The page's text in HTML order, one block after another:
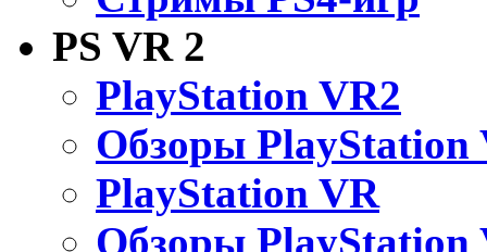
PS VR 2
PlayStation VR2
Обзоры PlayStation
PlayStation VR
Обзоры PlayStation